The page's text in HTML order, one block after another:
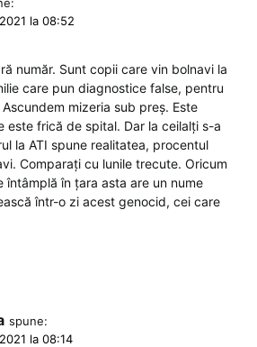
la 08:52
număr. Sunt copii care vin bolnavi la
care pun diagnostice false, pentru
mizeria sub preș. Este
este frică de spital. Dar la ceilalți s-a
la ATI spune realitatea, procentul
Comparați cu lunile trecute. Oricum
întâmplă în țara asta are un nume
într-o zi acest genocid, cei care
spune:
la 08:14